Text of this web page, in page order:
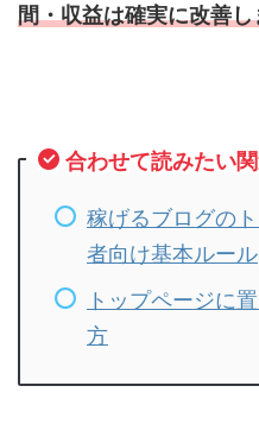
間・収益は確実に改善し
合わせて読みたい
稼げるブログの
者向け基本ルール
トップページに
方